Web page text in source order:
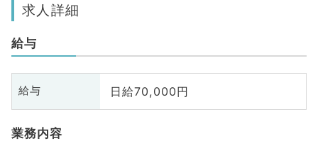
求人詳細
給与
給与 日給70,000円
業務内容